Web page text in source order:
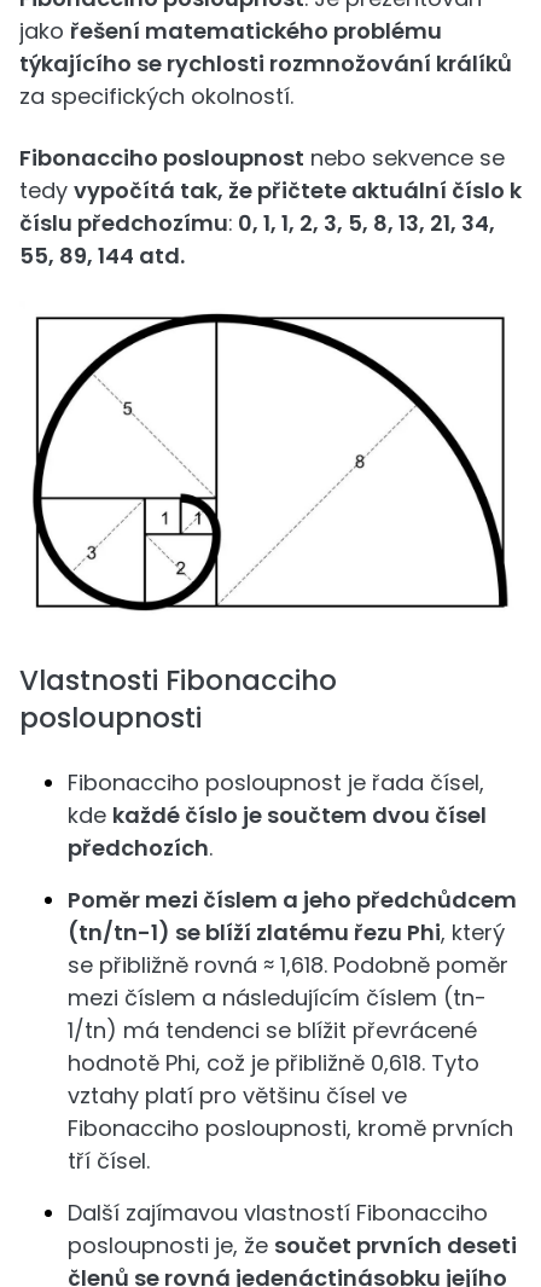
jako řešení matematického problému
týkajícího se rychlosti rozmnožování králíků
za specifických okolností.
Fibonacciho posloupnost nebo sekvence se
tedy vypočítá tak, že přičtete aktuální číslo k
číslu předchozímu: 0, 1, 1, 2, 3, 5, 8, 13, 21, 34,
55, 89, 144 atd.
Vlastnosti Fibonacciho
posloupnosti
Fibonacciho posloupnost je řada čísel,
kde každé číslo je součtem dvou čísel
předchozích.
Poměr mezi číslem a jeho předchůdcem
(tn/tn-1) se blíží zlatému řezu Phi, který
se přibližně rovná ≈ 1,618. Podobně poměr
mezi číslem a následujícím číslem (tn-
1/tn) má tendenci se blížit převrácené
hodnotě Phi, což je přibližně 0,618. Tyto
vztahy platí pro většinu čísel ve
Fibonacciho posloupnosti, kromě prvních
tří čísel.
Další zajímavou vlastností Fibonacciho
posloupnosti je, že součet prvních deseti
členů se rovná jedenáctinásobku jejího